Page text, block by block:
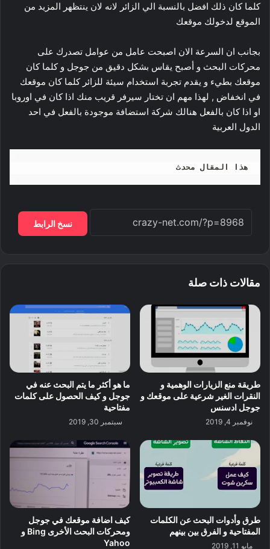
كلما كان ذلك افضل بالنسبة الي الزائر لانه لان ينتظهر المزيد من
الموقع لدخولك موقعك
بجانب ان السرعة الان اصبحت عامل من عوامل تصدرك على
محركات البحث و أصبح يقاس بشكل دقيق من جوجل و كلما كان
موقعك بطيء و يقدم تجربة استخدام سيئة للزائر كلما كان موقعك
في انخفاض , لهذا مهم ان تختار سيرفر قريب منك اذا كان في اوروبا
او اذا كان بالفعل هنالك شركة استضافة موجودة بالفعل في احد
الدول العربية
هذا المقال محدث
نسخ الرابط
مقالات ذات صلة
طريقة منع الزيارات الوهمية و
النقرات الغير شرعية على موقعك و
جوجل ادسنس
نوفمبر 4, 2019
ما هو أكثر ما يتم البحث عنه في
جوجل و كيف الحصول على كلمات
مفتاحية
سبتمبر 30, 2019
طرق وأدوات البحث عن الكلمات
المفتاحية و الفرق بين بينهم
مايو 11, 2019
كيف اضافة موقعك في جوجل
ومحركات البحث الأخرى Bing و
Yahoo